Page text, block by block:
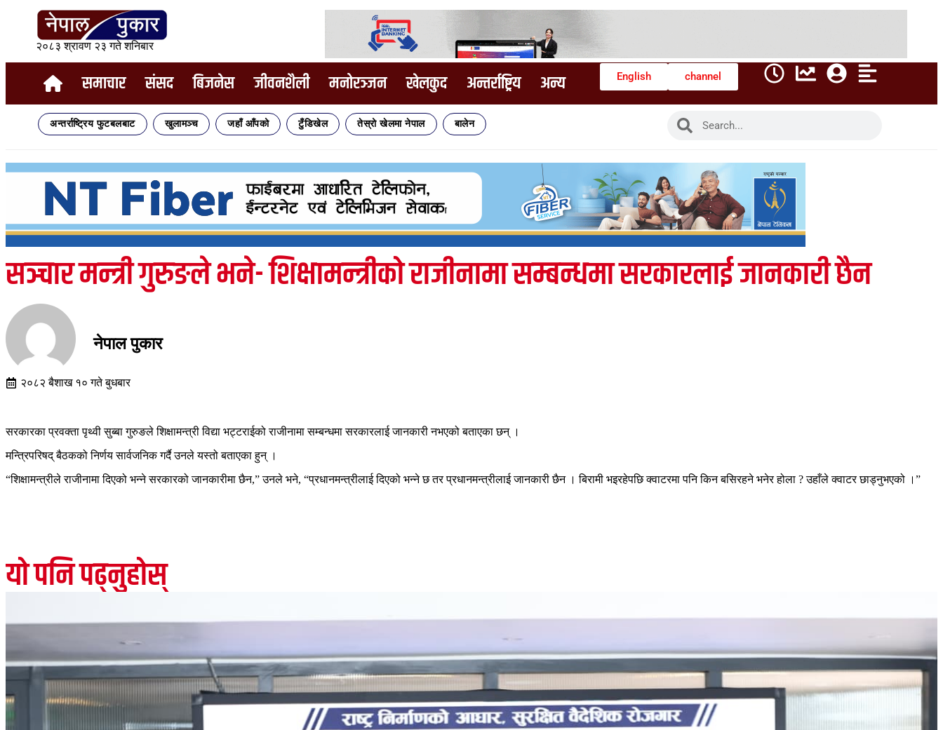
२०८३ श्रावण २३ गते शनिबार
समाचार संसद बिजनेस जीवनशैली मनोरञ्जन खेलकुद अन्तर्राष्ट्रिय अन्य English channel
अन्तर्राष्ट्रिय फुटबलबाट खुलामञ्च जहाँ आँपको टुँडिखेल तेस्रो खेलमा नेपाल बालेन
सञ्चार मन्त्री गुरुङले भने- शिक्षामन्त्रीको राजीनामा सम्बन्धमा सरकारलाई जानकारी छैन
नेपाल पुकार
२०८२ बैशाख १० गते बुधबार
सरकारका प्रवक्ता पृथ्वी सुब्बा गुरुङले शिक्षामन्त्री विद्या भट्टराईको राजीनामा सम्बन्धमा सरकारलाई जानकारी नभएको बताएका छन् ।
मन्त्रिपरिषद् बैठकको निर्णय सार्वजनिक गर्दै उनले यस्तो बताएका हुन् ।
“शिक्षामन्त्रीले राजीनामा दिएको भन्ने सरकारको जानकारीमा छैन,” उनले भने, “प्रधानमन्त्रीलाई दिएको भन्ने छ तर प्रधानमन्त्रीलाई जानकारी छैन । बिरामी भइरहेपछि क्वाटरमा पनि किन बसिरहने भनेर होला ? उहाँले क्वाटर छाड्नुभएको ।”
यो पनि पढ्नुहोस्